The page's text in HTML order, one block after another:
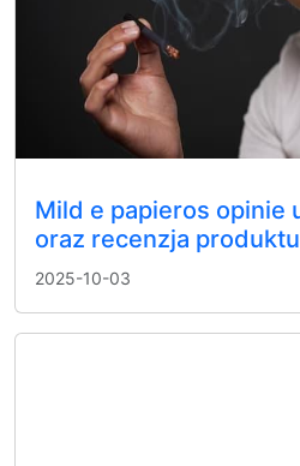
Mild e papieros opinie
oraz recenzja produktu
2025-10-03